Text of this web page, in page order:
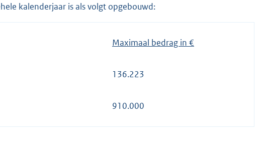
kalenderjaar is als volgt opgebouwd:
Maximaal bedrag in €
136.223
910.000